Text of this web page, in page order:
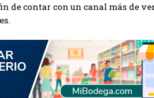
de contar con un canal más de